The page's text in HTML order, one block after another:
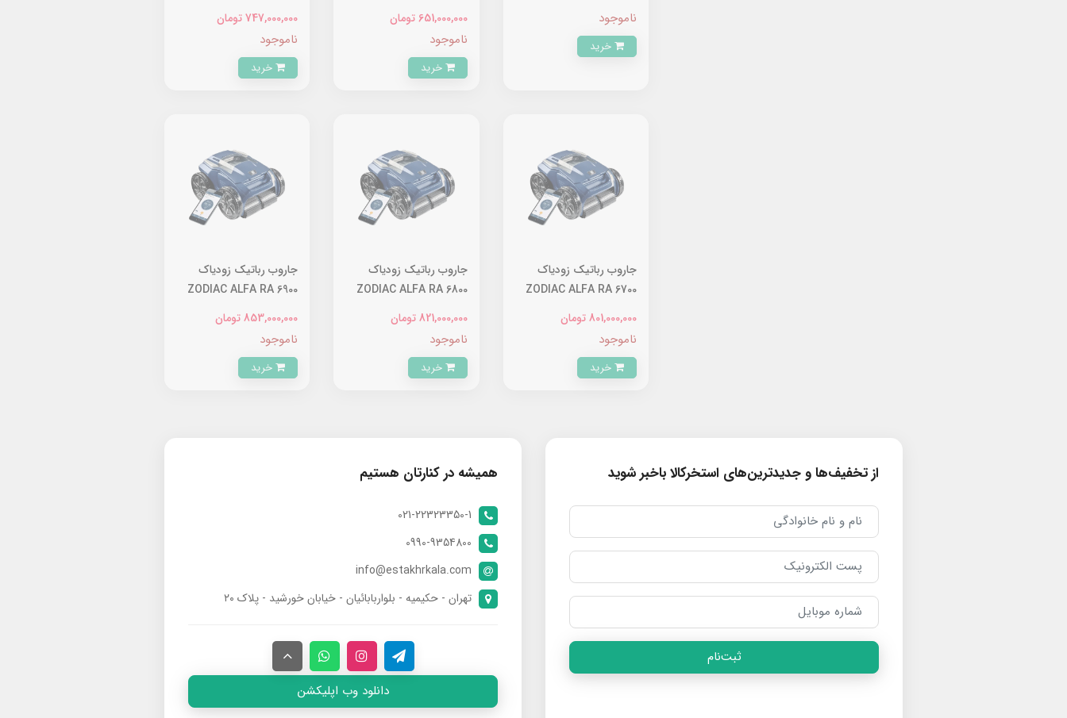
5200 IQ
ناموجود
خرید
5600 IQ
651,000,000 تومان
ناموجود
خرید
747,000,000 تومان
ناموجود
خرید
جاروب رباتیک زودیاک
ZODIAC ALFA RA 6700
801,000,000 تومان
ناموجود
خرید
جاروب رباتیک زودیاک
ZODIAC ALFA RA 6800
821,000,000 تومان
ناموجود
خرید
جاروب رباتیک زودیاک
ZODIAC ALFA RA 6900
853,000,000 تومان
ناموجود
خرید
از تخفیف‌ها و جدیدترین‌های استخرکالا باخبر شوید
ثبت‌نام
همیشه در کنارتان هستیم
021-22323350-1
0990-9354800
info@estakhrkala.com
تهران - حکیمیه - بلواربابائیان - خیابان خورشید - پلاک ۲۰
دانلود وب اپلیکشن